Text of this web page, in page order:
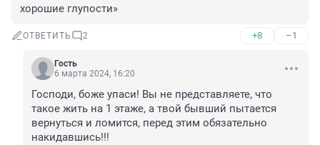
хорошие глупости»
ОТВЕТИТЬ 2 +8 –1
Гость
6 марта 2024, 16:20
Господи, боже упаси! Вы не представляете, что
такое жить на 1 этаже, а твой бывший пытается
вернуться и ломится, перед этим обязательно
накидавшись!!!